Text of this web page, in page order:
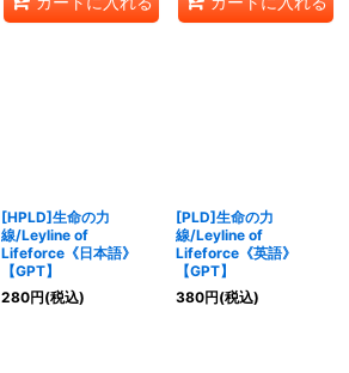
[HPLD]生命の力
線/Leyline of
Lifeforce《日本語》
【GPT】
280円(税込)
[PLD]生命の力
線/Leyline of
Lifeforce《英語》
【GPT】
380円(税込)